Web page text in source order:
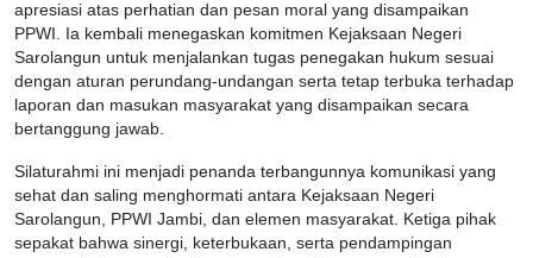
apresiasi atas perhatian dan pesan moral yang disampaikan
PPWI. Ia kembali menegaskan komitmen Kejaksaan Negeri
Sarolangun untuk menjalankan tugas penegakan hukum sesuai
dengan aturan perundang-undangan serta tetap terbuka terhadap
laporan dan masukan masyarakat yang disampaikan secara
bertanggung jawab.
Silaturahmi ini menjadi penanda terbangunnya komunikasi yang
sehat dan saling menghormati antara Kejaksaan Negeri
Sarolangun, PPWI Jambi, dan elemen masyarakat. Ketiga pihak
sepakat bahwa sinergi, keterbukaan, serta pendampingan